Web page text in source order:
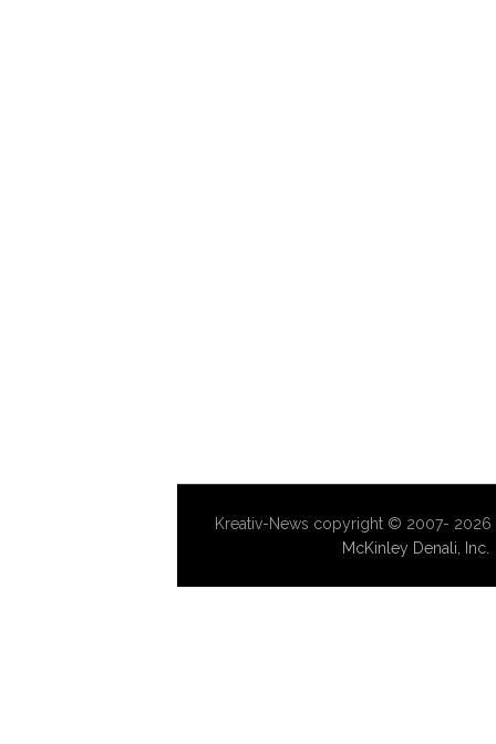
Kreativ-News copyright © 2007- 2026
McKinley Denali, Inc.